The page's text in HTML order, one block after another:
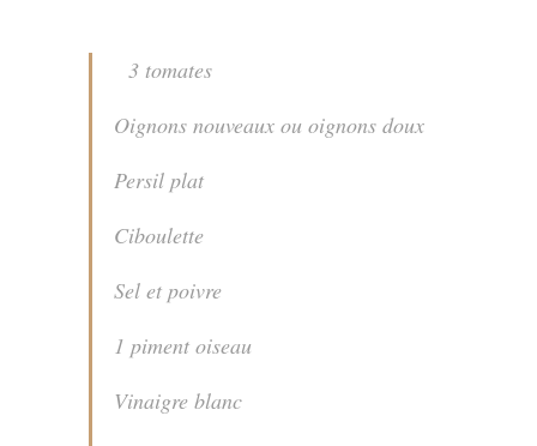
3 tomates
Oignons nouveaux ou oignons doux
Persil plat
Ciboulette
Sel et poivre
1 piment oiseau
Vinaigre blanc